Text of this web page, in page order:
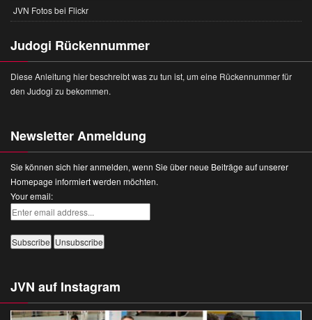
JVN Fotos bei Flickr
Judogi Rückennummer
Diese Anleitung hier beschreibt was zu tun ist, um eine Rückennummer für
den Judogi zu bekommen.
Newsletter Anmeldung
Sie können sich hier anmelden, wenn Sie über neue Beiträge auf unserer
Homepage informiert werden möchten.
Your email:
JVN auf Instagram